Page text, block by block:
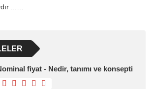
...…
fiyat - Nedir, tanımı ve konsepti